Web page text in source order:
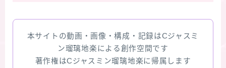
本サイトの動画・画像・構成・記録はCジャスミ
ン瑠璃地楽による創作空間です
著作権はCジャスミン瑠璃地楽に帰属します